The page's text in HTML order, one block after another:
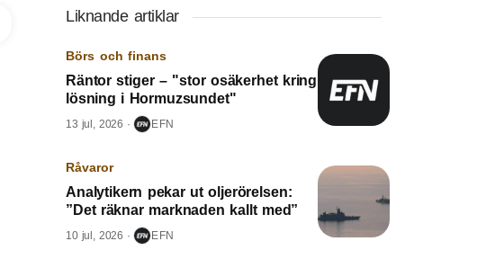
Liknande artiklar
Börs och finans
Räntor stiger – "stor osäkerhet kring
lösning i Hormuzsundet"
13 jul, 2026 EFN
Råvaror
Analytikern pekar ut oljerörelsen:
”Det räknar marknaden kallt med”
10 jul, 2026 EFN